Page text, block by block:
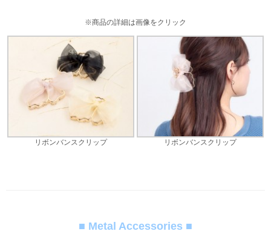
※商品の詳細は画像をクリック
リボンバンスクリップ リボンバンスクリップ
■ Metal Accessories ■